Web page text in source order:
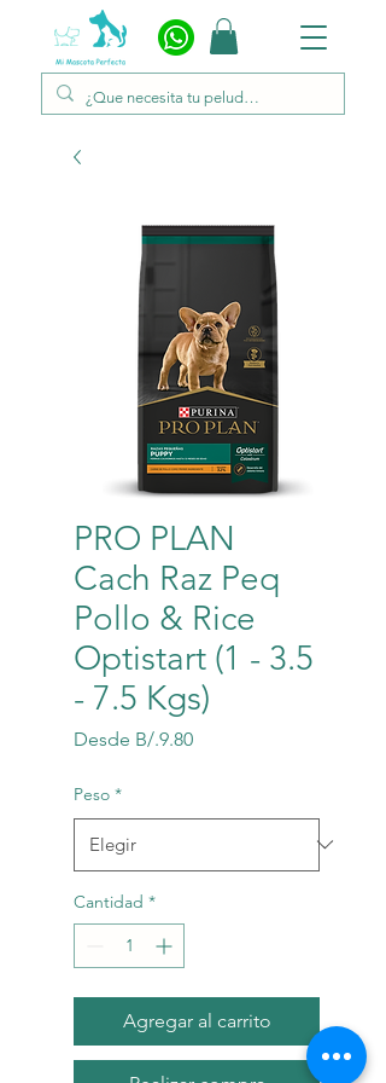
PRO PLAN
Cach Raz Peq
Pollo & Rice
Optistart (1 - 3.5
- 7.5 Kgs)
Desde B/.9.80Precio
Peso *
Cantidad *
Agregar al carrito